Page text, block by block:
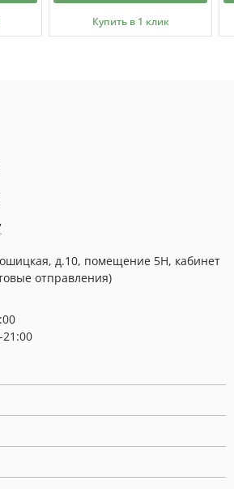
Купить в 1 клик
д.10, помещение 5Н, кабинет
отправления)
21:00